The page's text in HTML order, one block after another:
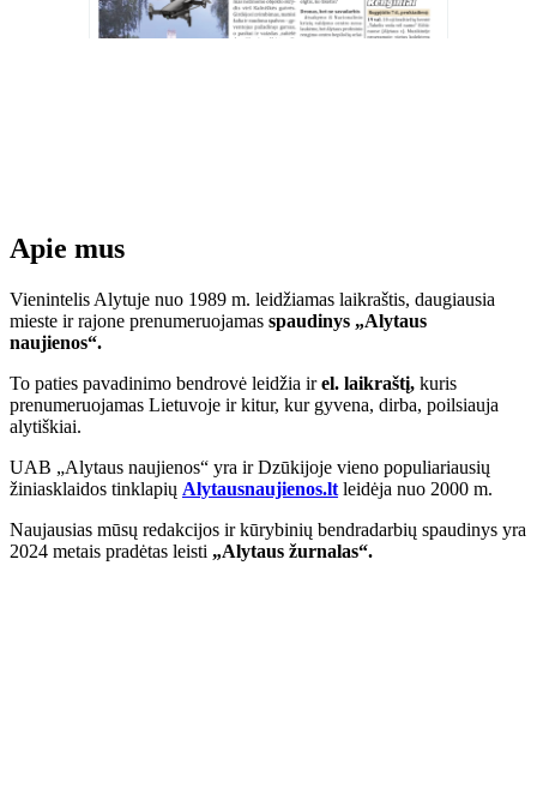
Apie mus
Vienintelis Alytuje nuo 1989 m. leidžiamas laikraštis, daugiausia
mieste ir rajone prenumeruojamas spaudinys „Alytaus
naujienos“.
To paties pavadinimo bendrovė leidžia irel. laikraštį, kuris
prenumeruojamas Lietuvoje ir kitur, kur gyvena, dirba, poilsiauja
alytiškiai.
UAB „Alytaus naujienos“ yra ir Dzūkijoje vieno populiariausių
žiniasklaidos tinklapių Alytausnaujienos.lt leidėja nuo 2000 m.
Naujausias mūsų redakcijos ir kūrybinių bendradarbių spaudinys yra
2024 metais pradėtas leisti „Alytaus žurnalas“.